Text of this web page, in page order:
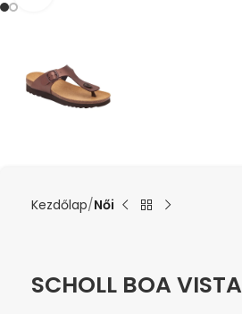
Kezdőlap Női
SCHOLL BOA VISTA